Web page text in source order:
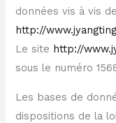
données vis à vis
http://
Le site http://
sous le numéro
Les bases de
dispositions de la